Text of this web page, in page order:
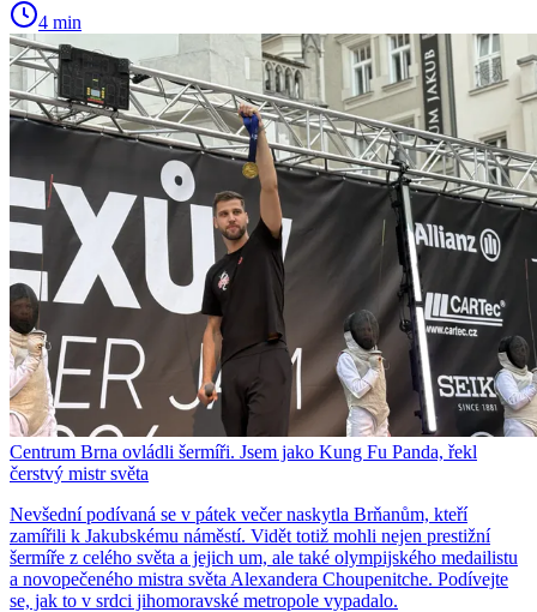
4 min
Centrum Brna ovládli šermíři. Jsem jako Kung Fu Panda, řekl
čerstvý mistr světa
Nevšední podívaná se v pátek večer naskytla Brňanům, kteří
zamířili k Jakubskému náměstí. Vidět totiž mohli nejen prestižní
šermíře z celého světa a jejich um, ale také olympijského medailistu
a novopečeného mistra světa Alexandera Choupenitche. Podívejte
se, jak to v srdci jihomoravské metropole vypadalo.